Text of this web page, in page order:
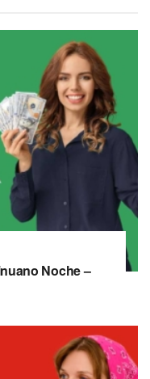
Noche –